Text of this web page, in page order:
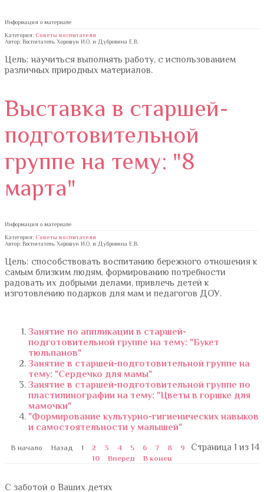
Информация о материале
Категория: Советы воспитателя
Автор: Воспитатель Хорошун И.О. и Дубровина Е.В.
Цель: научиться выполнять работу, с использованием
различных природных материалов.
Выставка в старшей-
подготовительной
группе на тему: "8
марта"
Информация о материале
Категория: Советы воспитателя
Автор: Воспитатель Хорошун И.О. и Дубровина Е.В.
Цель: способствовать воспитанию бережного отношения к
самым близким людям, формированию потребности
радовать их добрыми делами, привлечь детей к
изготовлению подарков для мам и педагогов ДОУ.
Занятие по аппликации в старшей-
подготовительной группе на тему: "Букет
тюльпанов"
Занятие в старшей-подготовительной группе на
тему: "Сердечко для мамы"
Занятие в старшей-подготовительной группе по
пластилинографии на тему: "Цветы в горшке для
мамочки"
"Формирование культурно-гигиенических навыков
и самостоятельности у малышей"
Страница 1 из 14
В начало Назад 1 2 3 4 5 6 7 8
9
10
Вперед В конец
С заботой о Ваших детях